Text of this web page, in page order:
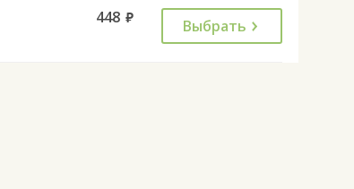
448 руб. Выбрать